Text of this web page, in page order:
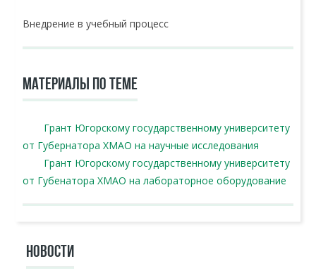
Внедрение в учебный процесс
МАТЕРИАЛЫ ПО ТЕМЕ
Грант Югорскому государственному университету
от Губернатора ХМАО на научные исследования
Грант Югорскому государственному университету
от Губенатора ХМАО на лабораторное оборудование
НОВОСТИ